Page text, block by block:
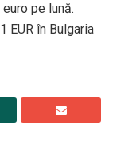
pe lună.
EUR în Bulgaria